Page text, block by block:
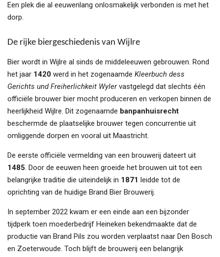
Een plek die al eeuwenlang onlosmakelijk verbonden is met het
dorp.
De rijke biergeschiedenis van Wijlre
Bier wordt in Wijlre al sinds de middeleeuwen gebrouwen. Rond
het jaar 1420 werd in het zogenaamde Kleerbuch dess
Gerichts und Freiherlichkeit Wylervastgelegd dat slechts één
officiële brouwer bier mocht produceren en verkopen binnen de
heerlijkheid Wijlre. Dit zogenaamde banpanhuisrecht
beschermde de plaatselijke brouwer tegen concurrentie uit
omliggende dorpen en vooral uit Maastricht.
De eerste officiële vermelding van een brouwerij dateert uit
1485. Door de eeuwen heen groeide het brouwen uit tot een
belangrijke traditie die uiteindelijk in 1871 leidde tot de
oprichting van de huidige Brand Bier Brouwerij.
In september 2022 kwam er een einde aan een bijzonder
tijdperk toen moederbedrijf Heineken bekendmaakte dat de
productie van Brand Pils zou worden verplaatst naar Den Bosch
en Zoeterwoude. Toch blijft de brouwerij een belangrijk